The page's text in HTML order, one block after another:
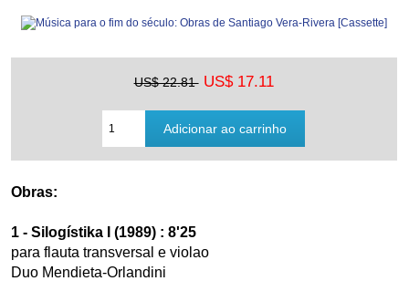
US$ 22.81 US$ 17.11
Obras:
1 - Silogístika I (1989) : 8'25
para flauta transversal e violao
Duo Mendieta-Orlandini